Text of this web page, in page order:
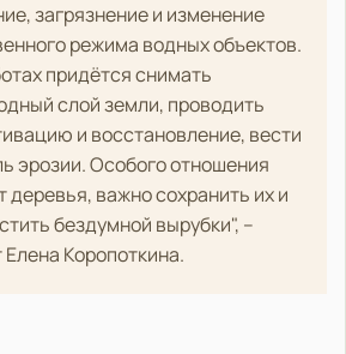
загрязнение и изменение
режима водных объектов.
придётся снимать
слой земли, проводить
и восстановление, вести
эрозии. Особого отношения
деревья, важно сохранить их и
бездумной вырубки", –
Елена Коропоткина.